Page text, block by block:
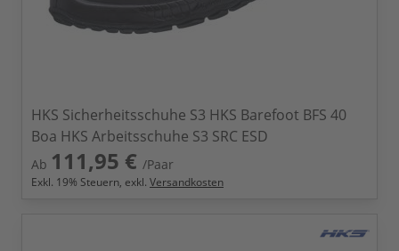
HKS Sicherheitsschuhe S3 HKS Barefoot BFS 40
Boa HKS Arbeitsschuhe S3 SRC ESD
Ab 111,95 € /Paar
Exkl. 19% Steuern, exkl. Versandkosten